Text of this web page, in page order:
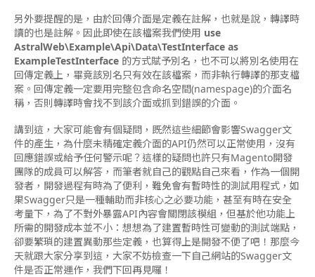
另外要提醒的是，由於回傳介面是定義在註解，也就是說，轉譯時
讀的也是註解。因此即使在該檔案我們使用 use
AstralWeb\Example\Api\Data\TestInterface as
ExampleTestInterface 的方式賦予別名，也不可以將別名使用在
回傳定義上，畢竟該別名只有效在該檔案，而非執行轉譯的那支檔
案。回傳定義一定要用完整包含命名空間(namespage)的介面名
稱，否則轉譯時會找不到該介面或抓到錯誤的介面。
講到這，大家可能會有個疑問，既然這些細節會影響Swagger文
件的產生，為什麼未精確定義介面的API仍然可以正常使用，沒有
回應錯誤或給予任何警示呢？這樣的疑問也許只有Magento開發
團隊的成員可以解答，而筆者就自己的觀點自己來看，作為一個開
發者，開發過程有時為了便利，難免會有暫時性的測試用程式，如
果Swagger只是一種輔助而非核心之必要功能，甚至有時在安全
考量下，為了不對外暴露API內容會關閉該模組，但基於他功能上
所需的開發成本並不小：想想為了建置暫時性可變動的測試端點，
卻要繁瑣的建置異動那些定義，也算得上是開發不便了吧！那麼今
天就跟大家分享到這，大家不妨檢查一下自己網站的Swagger文
件是否正常運作，我們下回再見囉！